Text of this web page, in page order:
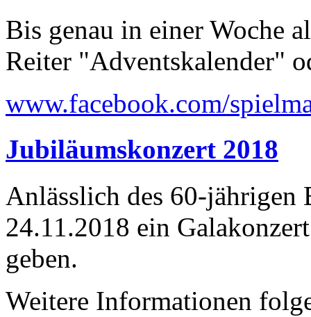
Bis genau in einer Woche
Reiter "Adventskalender"
www.facebook.com/
Jubiläumskonzert 2018
Anlässlich des 60-jährigen
24.11.2018 ein
geben.
Weitere Informationen